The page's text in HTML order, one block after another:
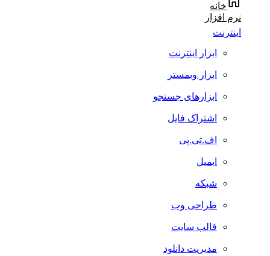
خانه
نرم افزار
اینترنت
ابزار اینترنت
ابزار وبمستر
ابزارهای جستجو
اشتراک فایل
اف.تی.پی
ایمیل
شبکه
طراحی وب
قالب سایت
مدیریت دانلود